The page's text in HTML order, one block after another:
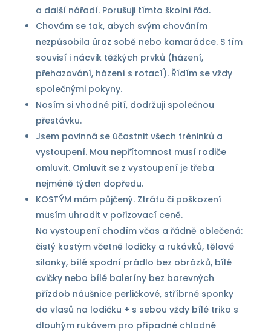
a další nářadí. Porušuji tímto školní řád.
Chovám se tak, abych svým chováním
nezpůsobila úraz sobě nebo kamarádce. S tím
souvisí i nácvik těžkých prvků (házení,
přehazování, házení s rotací). Řídím se vždy
společnými pokyny.
Nosím si vhodné pití, dodržuji společnou
přestávku.
Jsem povinná se účastnit všech tréninků a
vystoupení. Mou nepřítomnost musí rodiče
omluvit. Omluvit se z vystoupení je třeba
nejméně týden dopředu.
KOSTÝM mám půjčený. Ztrátu či poškození
musím uhradit v pořizovací ceně.
Na vystoupení chodím včas a řádně oblečená:
čistý kostým včetně lodičky a rukávků, tělové
silonky, bílé spodní prádlo bez obrázků, bílé
cvičky nebo bílé baleríny bez barevných
přízdob náušnice perličkové, stříbrné sponky
do vlasů na lodičku + s sebou vždy bílé triko s
dlouhým rukávem pro případné chladné